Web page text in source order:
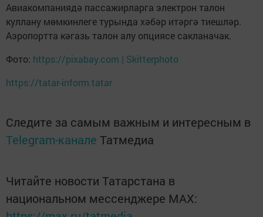
Авиакомпаниядә пассажирларга электрон талон
куллану мөмкинлеге турында хәбәр итәргә тиешләр.
Аэропортта кәгазь талон алу опциясе сакланачак.
Фото: https://pixabay.com | Skitterphoto
https://tatar-inform.tatar
Следите за самым важным и интересным в
Telegram-канале Татмедиа
Читайте новости Татарстана в
национальном мессенджере MАХ: